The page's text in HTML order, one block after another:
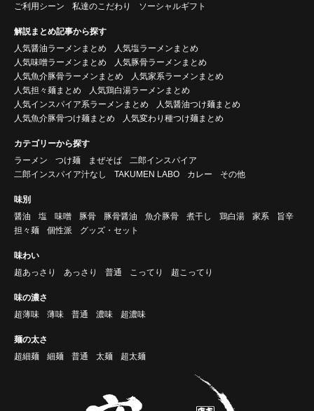
ご利用シーン
私達のこだわり ソーシャルギフト
解説まとめ記事から探す
人気醤油ラーメンまとめ
人気塩ラーメンまとめ
人気味噌ラーメンまとめ
人気豚骨ラーメンまとめ
人気魚介豚骨ラーメンまとめ
人気家系ラーメンまとめ
人気担々麺まとめ
人気鶏白湯ラーメンまとめ
人気インスパイア系ラーメンまとめ
人気醤油つけ麺まとめ
人気魚介豚骨つけ麺まとめ
人気変わり種つけ麺まとめ
カテゴリーから探す
ラーメン
つけ麺 まぜそば
二郎インスパイア
二郎インスパイア汁なし
TAKUMEN LABO カレー その他
味別
醤油
塩 味噌 豚骨 豚骨醤油 魚介豚骨 煮干し 鶏白湯 家系
旨辛
担々麺
個性派 グッズ・セット
味わい
超あっさり
あっさり 普通 こってり 超こってり
味の濃さ
超薄味
薄味 普通 濃味 超濃味
麺の太さ
超細麺
細麺 普通 太麺 超太麺